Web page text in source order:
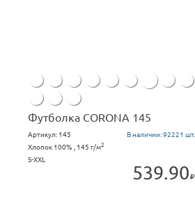
Футболка CORONA 145
Артикул: 145 В наличии:92221 шт.
Хлопок 100% , 145 г/м2
S-XXL
539.90